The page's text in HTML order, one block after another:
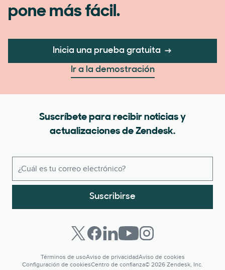
pone más fácil.
Inicia una prueba gratuita
Ir a la demostración
Suscríbete para recibir noticias y
actualizaciones de Zendesk.
Suscribirse
Términos de usoAviso de privacidadAviso de cookies
Configuración de cookiesCentro de confianza© 2026 Zendesk, Inc.